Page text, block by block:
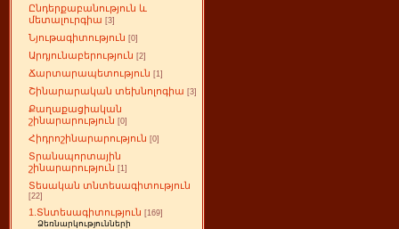
Ընդերքաբանություն և
մետալուրգիա [3]
Նյութագիտություն [0]
Արդյունաբերություն [2]
Ճարտարապետություն [1]
Շինարարական տեխնոլոգիա [3]
Քաղաքացիական
շինարարություն [0]
Հիդրոշինարարություն [0]
Տրանսպորտային
շինարարություն [1]
Տեսական տնտեսագիտություն
[22]
1.Տնտեսագիտություն [169]
Ձեռնարկությունների